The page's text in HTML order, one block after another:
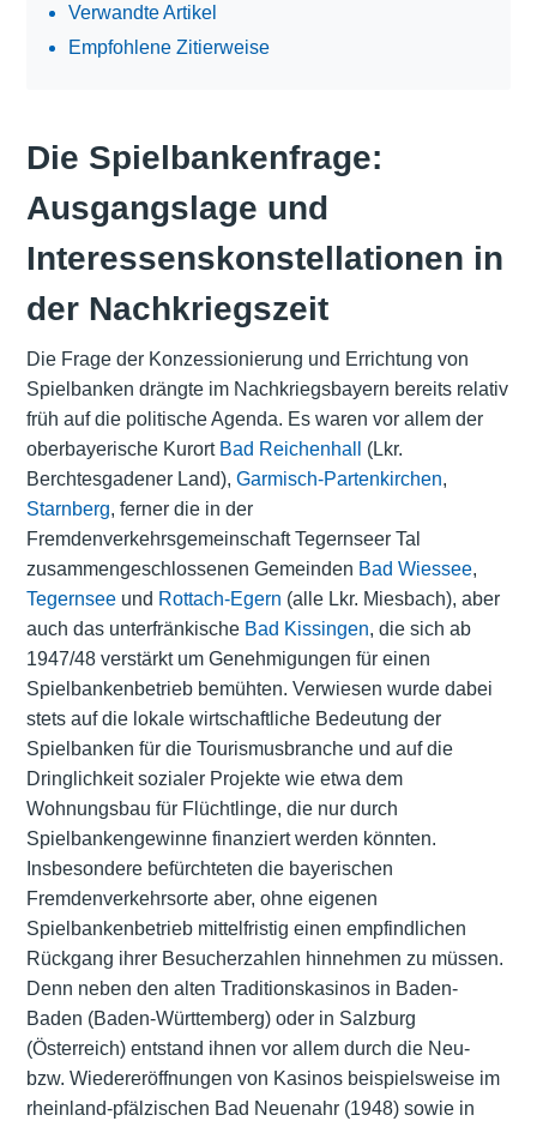
Verwandte Artikel
Empfohlene Zitierweise
Die Spielbankenfrage:
Ausgangslage und
Interessenskonstellationen in
der Nachkriegszeit
Die Frage der Konzessionierung und Errichtung von
Spielbanken drängte im Nachkriegsbayern bereits relativ
früh auf die politische Agenda. Es waren vor allem der
oberbayerische Kurort Bad Reichenhall
(Lkr.
Berchtesgadener Land), Garmisch-Partenkirchen,
Starnberg, ferner die in der
Fremdenverkehrsgemeinschaft Tegernseer Tal
zusammengeschlossenen Gemeinden Bad Wiessee,
Tegernseeund Rottach-Egern (alle Lkr. Miesbach), aber
auch das unterfränkische Bad Kissingen, die sich ab
1947/48 verstärkt um Genehmigungen für einen
Spielbankenbetrieb bemühten. Verwiesen wurde dabei
stets auf die lokale wirtschaftliche Bedeutung der
Spielbanken für die Tourismusbrancheund auf die
Dringlichkeit sozialer Projekte wie etwa dem
Wohnungsbau für Flüchtlinge, die nur durch
Spielbankengewinne finanziert werden könnten.
Insbesondere befürchteten die bayerischen
Fremdenverkehrsorte aber, ohne eigenen
Spielbankenbetrieb mittelfristig einen empfindlichen
Rückgang ihrer Besucherzahlen hinnehmen zu müssen.
Denn neben den alten Traditionskasinos in Baden-
Baden (Baden-Württemberg) oder in Salzburg
(Österreich) entstand ihnen vor allem durch die Neu-
bzw. Wiedereröffnungen von Kasinos beispielsweise im
rheinland-pfälzischen Bad Neuenahr(1948) sowie in